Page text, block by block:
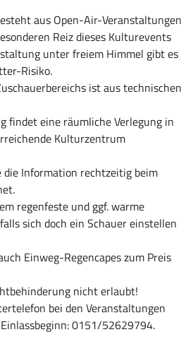
aus Open-Air-Veranstaltungen
Reiz dieses Kulturevents
unter freiem Himmel gibt es
Risiko.
ist aus technischen
findet eine räumliche Verlegung in
Kulturzentrum
die Information rechtzeitig beim
regenfeste und ggf. warme
sich doch ein Schauer einstellen
Einweg-Regencapes zum Preis
nicht erlaubt!
bei den Veranstaltungen
0151/52629794.